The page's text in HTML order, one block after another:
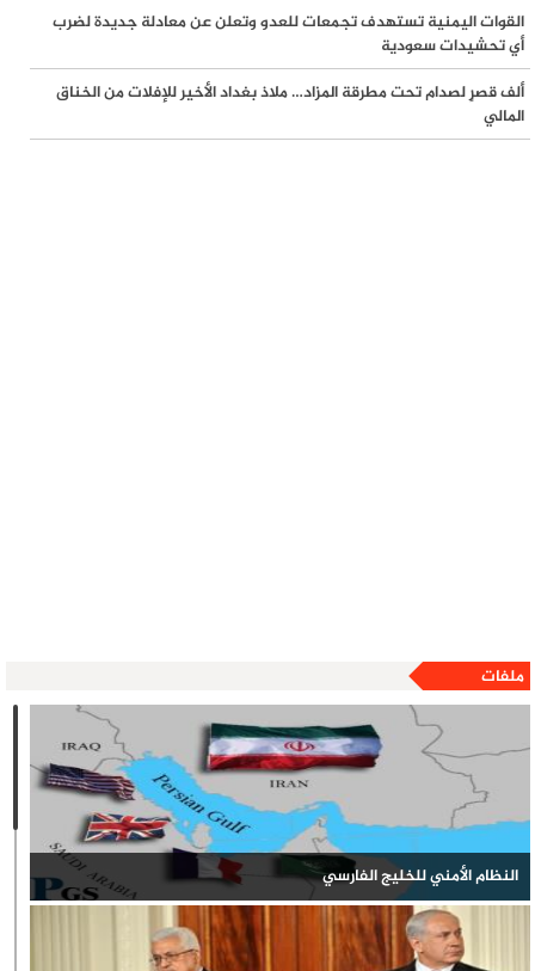
الأمم المتحدة: 10% من سكان غزة على أعتاب المجاعة وتحذيرات من تدهور
كارثي حال تراجع المساعدات
الصحة في غزة: أدوية السرطان وأمراض الدم تتصدر قائمة النقص الدوائي
وتحذيرات من توقف خدمات حيوية
القوات اليمنية تستهدف تجمعات للعدو وتعلن عن معادلة جديدة لضرب
أي تحشيدات سعودية
ألف قصرٍ لصدام تحت مطرقة المزاد… ملاذ بغداد الأخير للإفلات من الخناق
المالي
ملفات
النظام الأمني للخليج الفارسي